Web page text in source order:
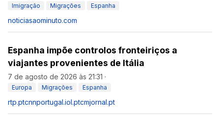
Imigração Migrações Espanha
noticiasaominuto.com
Espanha impõe controlos fronteiriços a
viajantes provenientes de Itália
7 de agosto de 2026 às 21:31 ·
Europa Migrações Espanha
rtp.ptcnnportugal.iol.ptcmjornal.pt